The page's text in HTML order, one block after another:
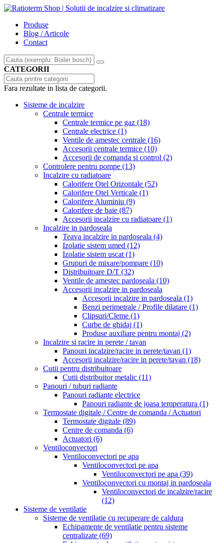
Produse
Blog / Articole
Contact
CATEGORII
Fara rezultate in lista de categorii.
Sisteme de incalzire
Centrale termice
Centrale termice pe gaz (18)
Centrale electrice (1)
Ventile de amestec centrale (16)
Accesorii centrale termice (10)
Accesorii de comanda si control (2)
Controlere pentru pompe (13)
Incalzire cu radiatoare
Calorifere Otel Orizontale (52)
Calorifere Otel Verticale (1)
Calorifere Aluminiu (9)
Calorifere de baie (87)
Accesorii incalzire cu radiatoare (1)
Incalzire in pardoseala
Teava incalzire in pardoseala (4)
Izolatie sistem umed (12)
Izolatie sistem uscat (1)
Grupuri de mixare/pompare (10)
Distribuitoare D/T (32)
Ventile de amestec pardoseala (10)
Accesorii incalzire in pardoseala
Accesorii incalzire in pardoseala (1)
Benzi perimetrale / Profile dilatare (1)
Clipsuri/Cleme (1)
Curbe de ghidaj (1)
Produse auxiliare pentru montaj (2)
Incalzire si racire in perete / tavan
Panouri incalzire/racire in perete/tavan (1)
Accesorii incalzire/racire in perete/tavan (18)
Cutii pentru distribuitoare
Cutii distribuitor metalic (11)
Panouri / tuburi radiante
Panouri radiante electrice
Panouri radiante de joasa temperatura (1)
Termostate digitale / Centre de comanda / Actuatori
Termostate digitale (89)
Centre de comanda (6)
Actuatori (6)
Ventiloconvectori
Ventiloconvectori pe apa
Ventiloconvectori pe apa
Ventiloconvectori pe apa (39)
Ventiloconvectori cu montaj in pardoseala
Ventiloconvectori de incalzire/racire
(12)
Sisteme de ventilatie
Sisteme de ventilatie cu recuperare de caldura
Echipamente de ventilatie pentru sisteme
centralizate (69)